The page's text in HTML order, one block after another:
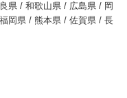
県 / 和歌山県 / 広島県 / 岡
岡県 / 熊本県 / 佐賀県 / 長